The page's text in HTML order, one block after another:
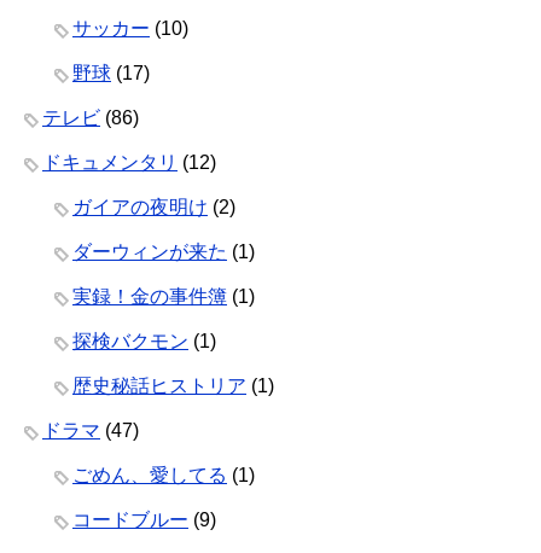
サッカー (10)
野球 (17)
テレビ (86)
ドキュメンタリ (12)
ガイアの夜明け (2)
ダーウィンが来た (1)
実録！金の事件簿 (1)
探検バクモン (1)
歴史秘話ヒストリア (1)
ドラマ (47)
ごめん、愛してる (1)
コードブルー (9)